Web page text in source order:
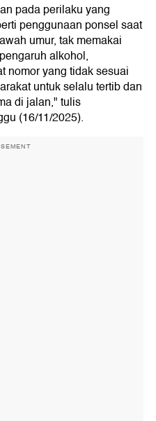
pada perilaku yang
penggunaan ponsel saat
umur, tak memakai
alkohol,
nomor yang tidak sesuai
untuk selalu tertib dan
di jalan," tulis
(16/11/2025).